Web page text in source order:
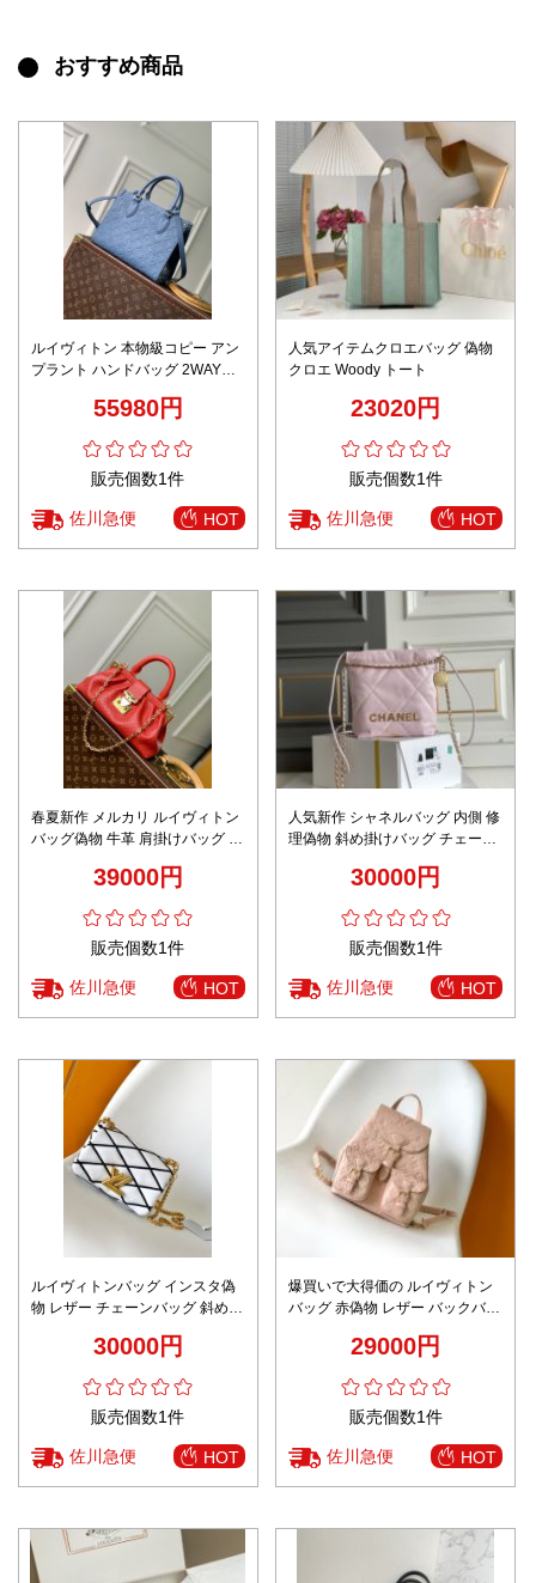
おすすめ商品
ルイヴィトン 本物級コピー アン
プラント ハンドバッグ 2WAYシ
55980円
販売個数1件
佐川急便 HOT
人気アイテムクロエバッグ 偽物
クロエ Woody トート
23020円
販売個数1件
佐川急便 HOT
春夏新作 メルカリ ルイヴィトン
バッグ偽物 牛革 肩掛けバッグ 女
39000円
販売個数1件
佐川急便 HOT
人気新作 シャネルバッグ 内側 修
理偽物 斜め掛けバッグ チェーン
30000円
販売個数1件
佐川急便 HOT
ルイヴィトンバッグ インスタ偽
物 レザー チェーンバッグ 斜め掛
30000円
販売個数1件
佐川急便 HOT
爆買いで大得価の ルイヴィトン
バッグ 赤偽物 レザー バックバッ
29000円
販売個数1件
佐川急便 HOT